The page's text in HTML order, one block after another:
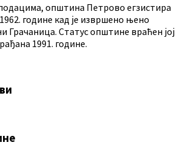
општина Петрово егзистира
године кад је извршено њено
Грачаница. Статус општине враћен јој
1991. године.